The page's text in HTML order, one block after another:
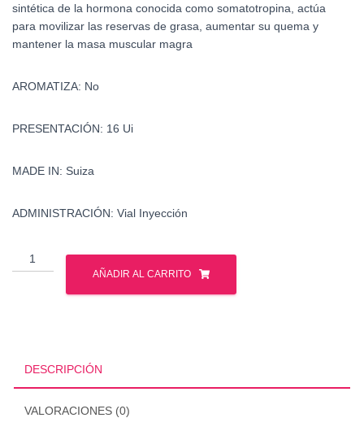
sintética de la hormona conocida como somatotropina, actúa
para movilizar las reservas de grasa, aumentar su quema y
mantener la masa muscular magra
AROMATIZA: No
PRESENTACIÓN: 16 Ui
MADE IN: Suiza
ADMINISTRACIÓN: Vial Inyección
Saizen
4ui
AÑADIR AL CARRITO
DESCRIPCIÓN
VALORACIONES (0)